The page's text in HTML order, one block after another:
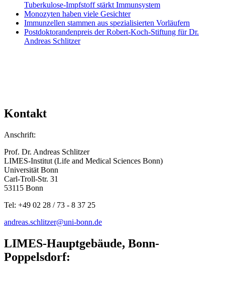
Tuberkulose-Impfstoff stärkt Immunsystem
Monozyten haben viele Gesichter
Immunzellen stammen aus spezialisierten Vorläufern
Postdoktorandenpreis der Robert-Koch-Stiftung für Dr.
Andreas Schlitzer
Kontakt
Anschrift:
Prof. Dr. Andreas Schlitzer
LIMES-Institut (Life and Medical Sciences Bonn)
Universität Bonn
Carl-Troll-Str. 31
53115 Bonn
Tel: +49 02 28 / 73 - 8 37 25
andreas.schlitzer@uni-bonn.de
LIMES-Hauptgebäude, Bonn-
Poppelsdorf: